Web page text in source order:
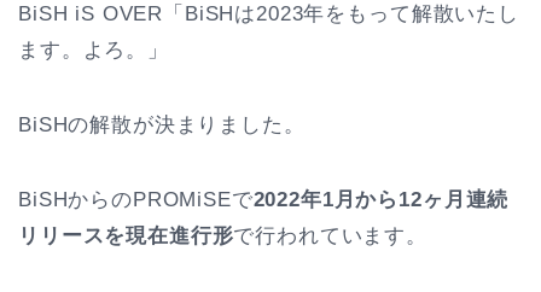
BiSH iS OVER「BiSHは2023年をもって解散いたし
ます。よろ。」
BiSHの解散が決まりました。
BiSHからのPROMiSEで2022年1月から12ヶ月連続
リリースを現在進行形で行われています。